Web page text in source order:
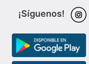
¡Síguenos!